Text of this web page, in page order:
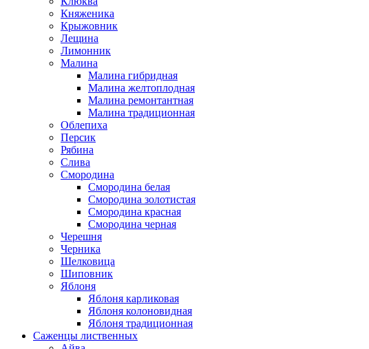
Княженика
Крыжовник
Лещина
Лимонник
Малина
Малина гибридная
Малина желтоплодная
Малина ремонтантная
Малина традиционная
Облепиха
Персик
Рябина
Слива
Смородина
Смородина белая
Смородина золотистая
Смородина красная
Смородина черная
Черешня
Черника
Шелковица
Шиповник
Яблоня
Яблоня карликовая
Яблоня колоновидная
Яблоня традиционная
Саженцы лиственных